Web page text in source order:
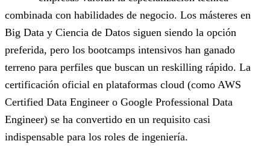
combinada con habilidades de negocio. Los másteres en
Big Data y Ciencia de Datos siguen siendo la opción
preferida, pero los bootcamps intensivos han ganado
terreno para perfiles que buscan un reskilling rápido. La
certificación oficial en plataformas cloud (como AWS
Certified Data Engineer o Google Professional Data
Engineer) se ha convertido en un requisito casi
indispensable para los roles de ingeniería.